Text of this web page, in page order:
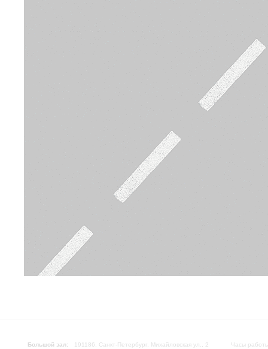
Большой зал:
191186, Санкт-Петербург, Михайловская ул., 2
Часы